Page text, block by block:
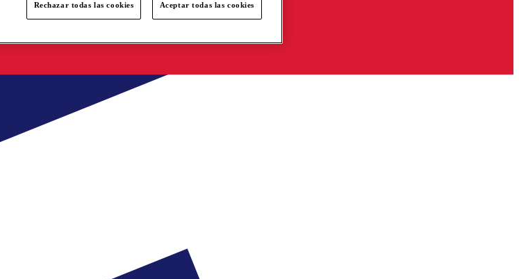
Rechazar todas las cookies Aceptar todas las cookies